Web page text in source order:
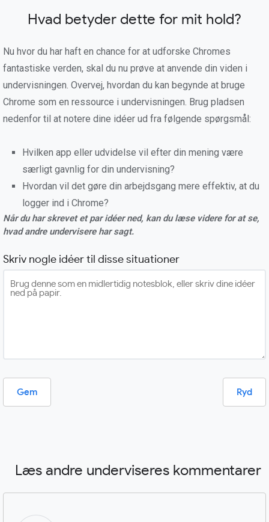
Hvad betyder dette for mit hold?
Nu hvor du har haft en chance for at udforske Chromes
fantastiske verden, skal du nu prøve at anvende din viden i
undervisningen. Overvej, hvordan du kan begynde at bruge
Chrome som en ressource i undervisningen. Brug pladsen
nedenfor til at notere dine idéer ud fra følgende spørgsmål:
Hvilken app eller udvidelse vil efter din mening være
særligt gavnlig for din undervisning?
Hvordan vil det gøre din arbejdsgang mere effektiv, at du
logger ind i Chrome?
Når du har skrevet et par idéer ned, kan du læse videre for at se,
hvad andre undervisere har sagt.
Skriv nogle idéer til disse situationer
Gem Ryd
Læs andre underviseres kommentarer